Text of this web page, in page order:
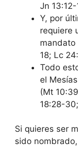
Jn 13:12-
Y, por
requiere
mandato
18; Lc
Todo
el
(Mt
18:28-
Si quieres ser
sido nombrado,